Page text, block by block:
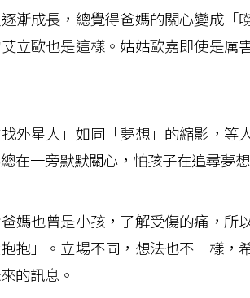
漸成長，總覺得爸媽的關心變成「
立歐也是這樣。姑姑歐嘉即使是厲
外星人」如同「夢想」的縮影，等
在一旁默默關心，怕孩子在追尋夢
媽也曾是小孩，了解受傷的痛，所
抱」。立場不同，想法也不一樣，
的訊息。